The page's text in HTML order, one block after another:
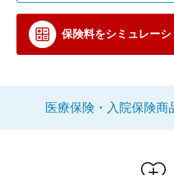
保険料をシミュレーシ
医療保険・入院保険商